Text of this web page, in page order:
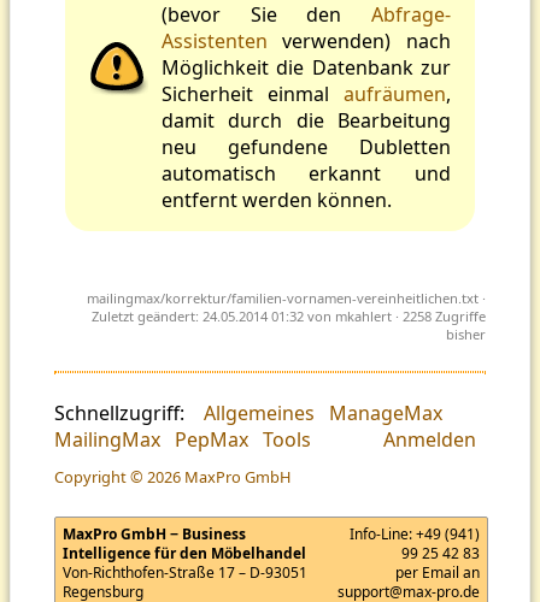
(bevor Sie den Abfrage-
Assistenten verwenden) nach
Möglichkeit die Datenbank zur
Sicherheit einmal aufräumen,
damit durch die Bearbeitung
neu gefundene Dubletten
automatisch erkannt und
entfernt werden können.
mailingmax/korrektur/familien-vornamen-vereinheitlichen.txt ·
Zuletzt geändert: 24.05.2014 01:32 von mkahlert · 2258 Zugriffe
bisher
Schnellzugriff: Allgemeines
ManageMax
MailingMax PepMax Tools Anmelden
Copyright © 2026 MaxPro GmbH
MaxPro GmbH − Business
Intelligence für den Möbelhandel
Von-Richthofen-Straße 17 – D-93051
Regensburg
Info-Line:+49 (941)
99 25 42 83
per Email an
support@max-pro.de